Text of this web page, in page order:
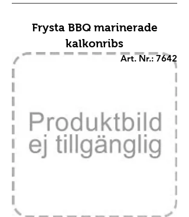
Frysta BBQ marinerade
kalkonribs
Art. Nr.: 7642